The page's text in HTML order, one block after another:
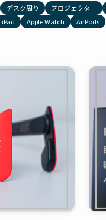
デスク周り プロジェクター
iPad Apple Watch AirPods